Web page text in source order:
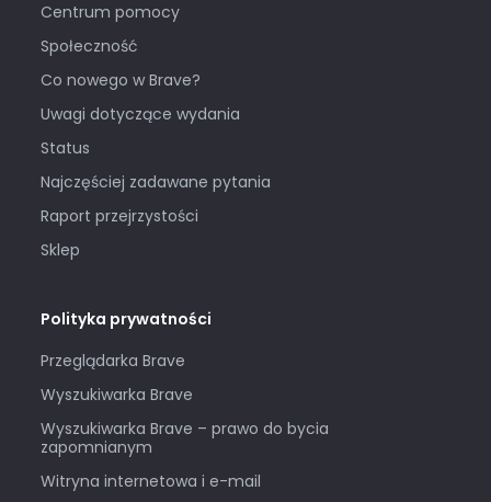
Centrum pomocy
Społeczność
Co nowego w Brave?
Uwagi dotyczące wydania
Status
Najczęściej zadawane pytania
Raport przejrzystości
Sklep
Polityka prywatności
Przeglądarka Brave
Wyszukiwarka Brave
Wyszukiwarka Brave – prawo do bycia
zapomnianym
Witryna internetowa i e-mail